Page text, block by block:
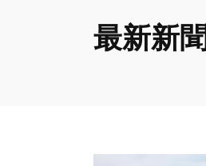
最新新聞